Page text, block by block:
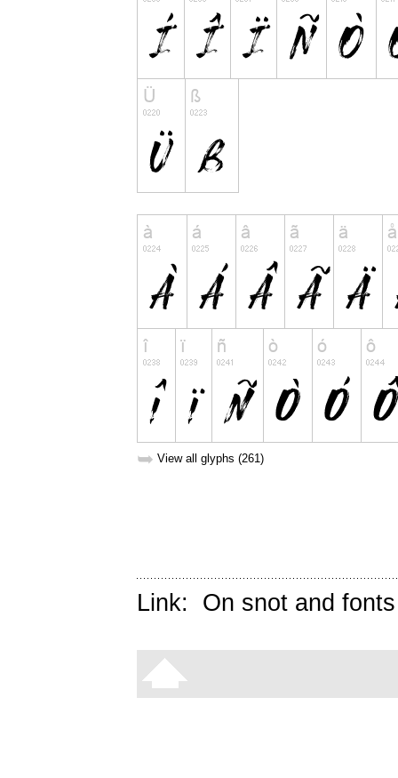
➥ View all glyphs (261)
Link: On snot and fonts